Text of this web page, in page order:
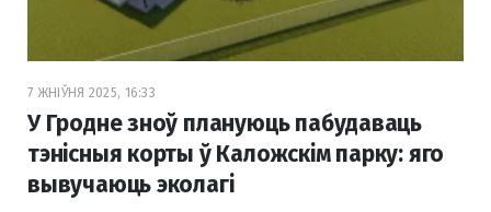
7 ЖНІЎНЯ 2025, 16:33
У Гродне зноў плануюць пабудаваць
тэнісныя корты ў Каложскім парку: яго
вывучаюць эколагі